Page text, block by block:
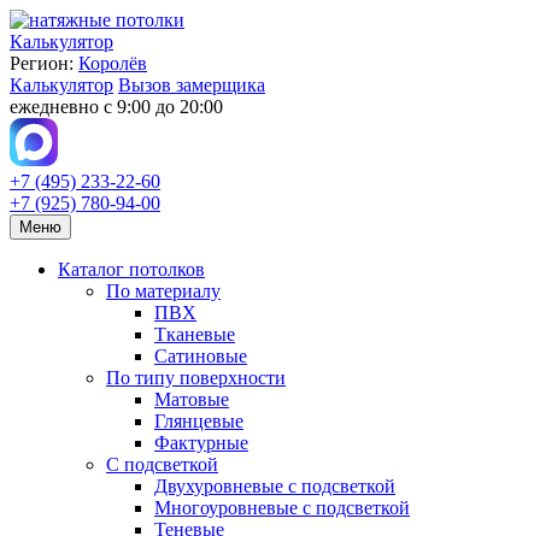
Калькулятор
Регион: Королёв
Калькулятор Вызов замерщика
ежедневно с 9:00 до 20:00
+7 (495) 233-22-60
+7 (925) 780-94-00
Меню
Каталог потолков
По материалу
ПВХ
Тканевые
Сатиновые
По типу поверхности
Матовые
Глянцевые
Фактурные
С подсветкой
Двухуровневые с подсветкой
Многоуровневые с подсветкой
Теневые